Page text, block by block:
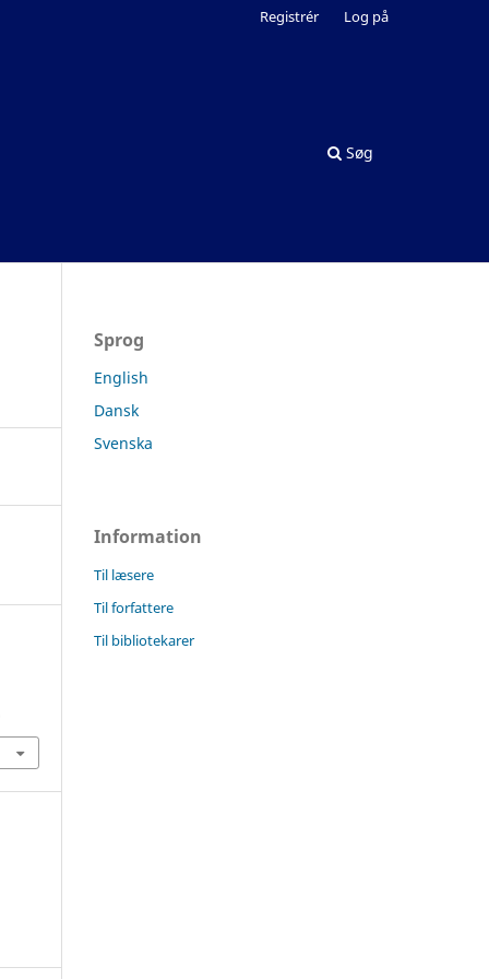
Søg
Registrér Log på
Sprog
English
Dansk
Svenska
Information
Til læsere
Til forfattere
Til bibliotekarer